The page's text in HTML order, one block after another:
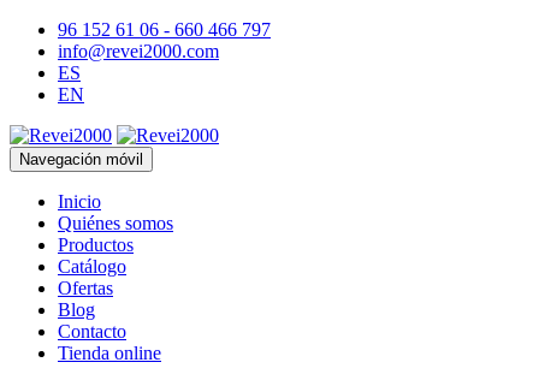
96 152 61 06 - 660 466 797
info@revei2000.com
ES
EN
Navegación móvil
Inicio
Quiénes somos
Productos
Catálogo
Ofertas
Blog
Contacto
Tienda online